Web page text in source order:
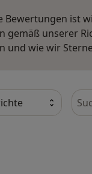
Bewertungen ist
gemäß unserer
und wie wir